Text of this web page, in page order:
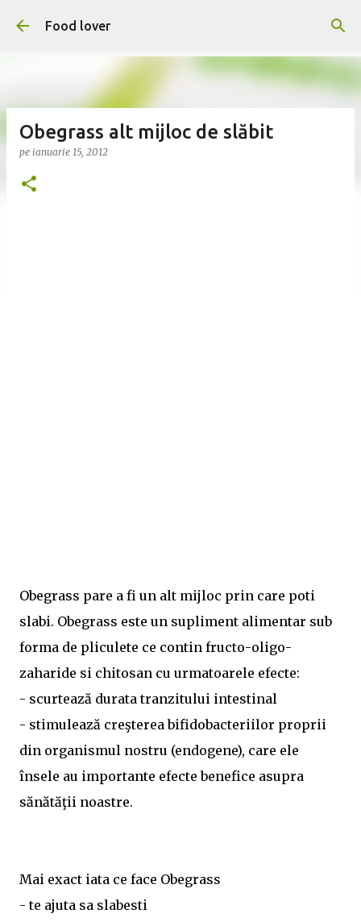
Treceți la conținutul principal
Food lover
Obegrass alt mijloc de slăbit
pe ianuarie 15, 2012
Obegrass pare a fi un alt mijloc prin care poti
slabi. Obegrass este un supliment alimentar sub
forma de pliculete ce contin fructo-oligo-
zaharide si chitosan cu urmatoarele efecte:
- scurtează durata tranzitului intestinal
- stimulează creşterea bifidobacteriilor proprii
din organismul nostru (endogene), care ele
însele au importante efecte benefice asupra
sănătăţii noastre.
Mai exact iata ce face Obegrass
- te ajuta sa slabesti